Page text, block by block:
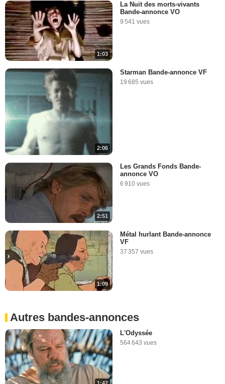
1:03
La Nuit des morts-vivants
Bande-annonce VO
9 541 vues
2:06
Starman Bande-annonce VF
19 685 vues
2:51
Les Grands Fonds Bande-
annonce VO
6 910 vues
1:09
Métal hurlant Bande-annonce
VF
37 357 vues
Autres bandes-annonces
L'Odyssée
564 643 vues